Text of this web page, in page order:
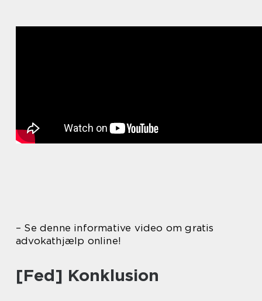
– Se denne informative video om gratis
advokathjælp online!
[Fed] Konklusion